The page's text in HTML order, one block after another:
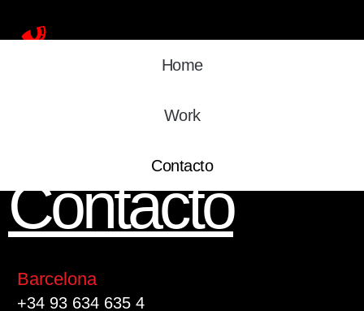
Home
Work
Contacto
Contacto
Barcelona
+34 93 634 635 4